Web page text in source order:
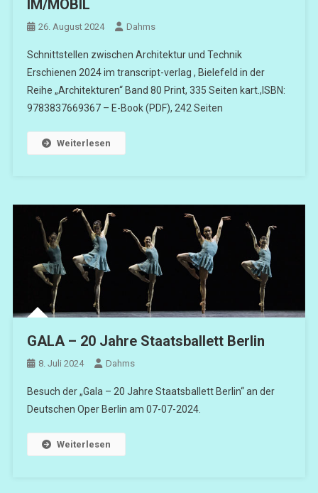
IM/MOBIL
26. August 2024 Dahms
Schnittstellen zwischen Architektur und Technik
Erschienen 2024 im transcript-verlag , Bielefeld in der
Reihe „Architekturen“ Band 80 Print, 335 Seiten kart.,ISBN:
9783837669367 – E-Book (PDF), 242 Seiten
Weiterlesen
GALA – 20 Jahre Staatsballett Berlin
8. Juli 2024 Dahms
Besuch der „Gala – 20 Jahre Staatsballett Berlin“ an der
Deutschen Oper Berlin am 07-07-2024.
Weiterlesen